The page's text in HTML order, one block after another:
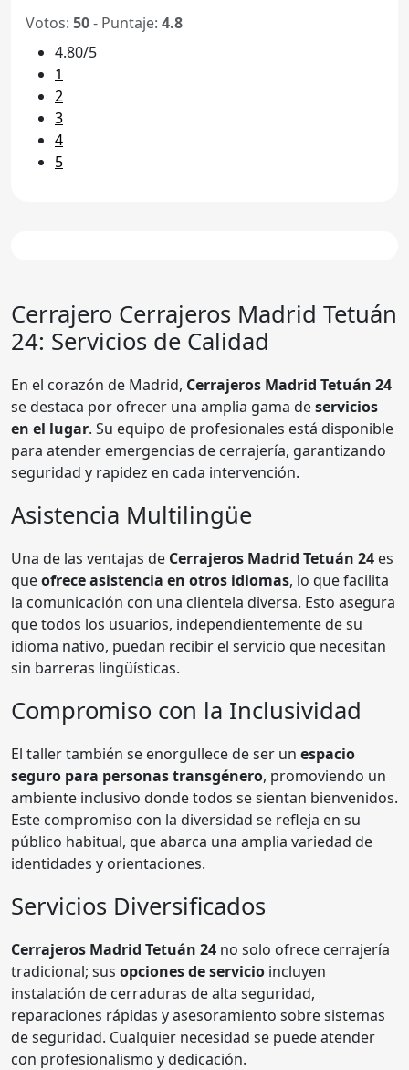
Votos: 50- Puntaje: 4.8
4.80/5
1
2
3
4
5
Cerrajero Cerrajeros Madrid Tetuán
24: Servicios de Calidad
En el corazón de Madrid, Cerrajeros Madrid Tetuán 24
se destaca por ofrecer una amplia gama deservicios
en el lugar. Su equipo de profesionales está disponible
para atender emergencias de cerrajería, garantizando
seguridad y rapidez en cada intervención.
Asistencia Multilingüe
Una de las ventajas de Cerrajeros Madrid Tetuán 24 es
queofrece asistencia en otros idiomas, lo que facilita
la comunicación con una clientela diversa. Esto asegura
que todos los usuarios, independientemente de su
idioma nativo, puedan recibir el servicio que necesitan
sin barreras lingüísticas.
Compromiso con la Inclusividad
El taller también se enorgullece de ser un espacio
seguro para personas transgénero, promoviendo un
ambiente inclusivo donde todos se sientan bienvenidos.
Este compromiso con la diversidad se refleja en su
público habitual, que abarca una amplia variedad de
identidades y orientaciones.
Servicios Diversificados
Cerrajeros Madrid Tetuán 24 no solo ofrece cerrajería
tradicional; sus opciones de servicio incluyen
instalación de cerraduras de alta seguridad,
reparaciones rápidas y asesoramiento sobre sistemas
de seguridad. Cualquier necesidad se puede atender
con profesionalismo y dedicación.